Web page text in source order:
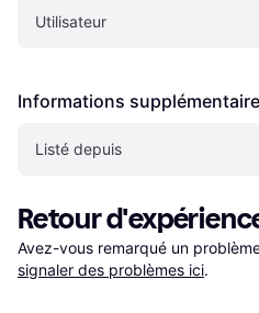
Utilisateur
Informations
Listé depuis
Retour
Avez-vous remarqué un
signaler des problèmes ici.